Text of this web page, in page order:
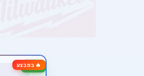
🔥 במבצע-50%